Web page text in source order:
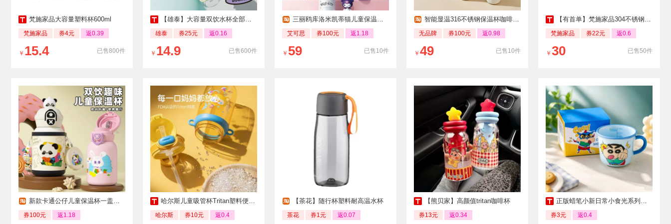
梵施家品大容量塑料杯600ml
梵施家品 券4元 返0.39
已售800件
￥ 15.4
【雄泰】大容量双饮水杯全部款式统一价
雄泰 券25元 返0.16
已售600件
￥ 14.9
三丽鸥库洛米凯蒂猫儿童保温杯316食品双饮
艾可思 券100元 返1.18
已售10件
￥ 59
智能显温316不锈钢保温杯咖啡杯男女通用
无品牌 券100元 返0.98
已售10件
￥ 49
【有首单】梵施家品304不锈钢保温杯
梵施家品 券22元 返0.6
已售50件
￥ 30
新款卡通公仔儿童保温杯一盖双饮不锈钢水杯
券100元 返1.18
哈尔斯儿童吸管杯Tritan塑料便携水杯
哈尔斯 券10元 返0.4
【茶花】随行杯塑料耐高温水杯
茶花 券1元 返0.07
【熊贝家】高颜值tritan咖啡杯
券13元 返0.34
正版蜡笔小新日常小食光系列马克杯刻度杯
券3元 返0.4